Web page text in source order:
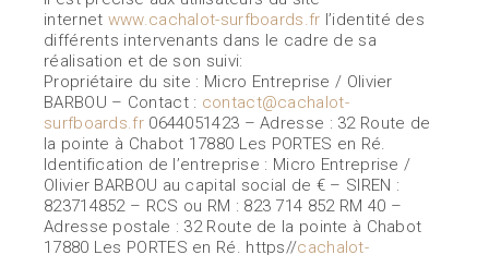
internet www.cachalot-surfboards.fr l’identité des
différents intervenants dans le cadre de sa
réalisation et de son suivi:
Propriétaire du site : Micro Entreprise / Olivier
BARBOU – Contact : contact@cachalot-
surfboards.fr0644051423 – Adresse : 32 Route de
la pointe à Chabot 17880 Les PORTES en Ré.
Identification de l’entreprise : Micro Entreprise /
Olivier BARBOU au capital social de € – SIREN :
823714852 – RCS ou RM : 823 714 852 RM 40 –
Adresse postale : 32 Route de la pointe à Chabot
17880 Les PORTES en Ré. https//cachalot-